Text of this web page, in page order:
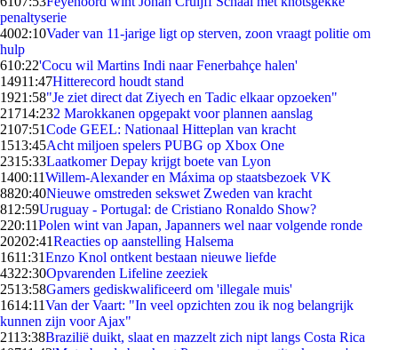
penaltyserie
4002:10Vader van 11-jarige ligt op sterven, zoon vraagt politie om
hulp
610:22'Cocu wil Martins Indi naar Fenerbahçe halen'
14911:47Hitterecord houdt stand
1921:58"Je ziet direct dat Ziyech en Tadic elkaar opzoeken"
21714:232 Marokkanen opgepakt voor plannen aanslag
2107:51Code GEEL: Nationaal Hitteplan van kracht
1513:45Acht miljoen spelers PUBG op Xbox One
2315:33Laatkomer Depay krijgt boete van Lyon
1400:11Willem-Alexander en Máxima op staatsbezoek VK
8820:40Nieuwe omstreden sekswet Zweden van kracht
812:59Uruguay - Portugal: de Cristiano Ronaldo Show?
220:11Polen wint van Japan, Japanners wel naar volgende ronde
20202:41Reacties op aanstelling Halsema
1611:31Enzo Knol ontkent bestaan nieuwe liefde
4322:30Opvarenden Lifeline zeeziek
2513:58Gamers gediskwalificeerd om 'illegale muis'
1614:11Van der Vaart: "In veel opzichten zou ik nog belangrijk
kunnen zijn voor Ajax"
2113:38Brazilië duikt, slaat en mazzelt zich nipt langs Costa Rica